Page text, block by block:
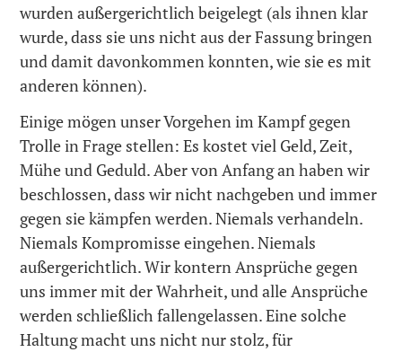
wurden außergerichtlich beigelegt (als ihnen klar
wurde, dass sie uns nicht aus der Fassung bringen
und damit davonkommen konnten, wie sie es mit
anderen können).
Einige mögen unser Vorgehen im Kampf gegen
Trolle in Frage stellen: Es kostet viel Geld, Zeit,
Mühe und Geduld. Aber von Anfang an haben wir
beschlossen, dass wir nicht nachgeben und immer
gegen sie kämpfen werden. Niemals verhandeln.
Niemals Kompromisse eingehen. Niemals
außergerichtlich. Wir kontern Ansprüche gegen
uns immer mit der Wahrheit, und alle Ansprüche
werden schließlich fallengelassen. Eine solche
Haltung macht uns nicht nur stolz, für